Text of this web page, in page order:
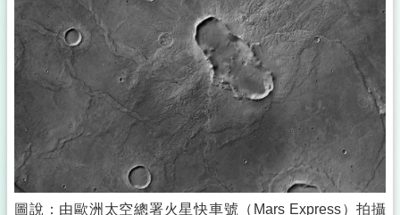
圖說：由歐洲太空總署火星快車號（Mars Express）拍攝